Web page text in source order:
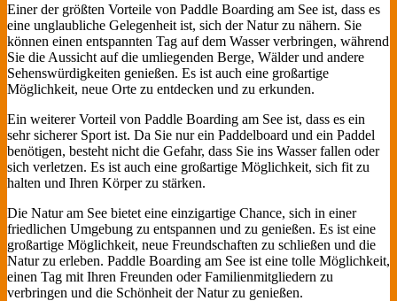
Einer der größten Vorteile von Paddle Boarding am See ist, dass es
eine unglaubliche Gelegenheit ist, sich der Natur zu nähern. Sie
können einen entspannten Tag auf dem Wasser verbringen, während
Sie die Aussicht auf die umliegenden Berge, Wälder und andere
Sehenswürdigkeiten genießen. Es ist auch eine großartige
Möglichkeit, neue Orte zu entdecken und zu erkunden.
Ein weiterer Vorteil von Paddle Boarding am See ist, dass es ein
sehr sicherer Sport ist. Da Sie nur ein Paddelboard und ein Paddel
benötigen, besteht nicht die Gefahr, dass Sie ins Wasser fallen oder
sich verletzen. Es ist auch eine großartige Möglichkeit, sich fit zu
halten und Ihren Körper zu stärken.
Die Natur am See bietet eine einzigartige Chance, sich in einer
friedlichen Umgebung zu entspannen und zu genießen. Es ist eine
großartige Möglichkeit, neue Freundschaften zu schließen und die
Natur zu erleben. Paddle Boarding am See ist eine tolle Möglichkeit,
einen Tag mit Ihren Freunden oder Familienmitgliedern zu
verbringen und die Schönheit der Natur zu genießen.